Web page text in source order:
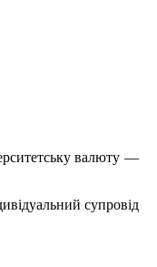
валюту —
супровід